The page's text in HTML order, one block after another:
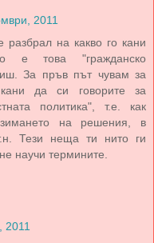
2011
на какво го кани
е това "гражданско
За пръв път чувам за
да си говорите за
политика", т.е. как
на решения, в
Тези неща ти нито ги
научи термините.
2011